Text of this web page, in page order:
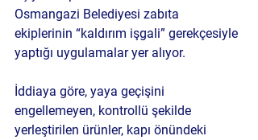
Osmangazi Belediyesi zabıta
ekiplerinin “kaldırım işgali” gerekçesiyle
yaptığı uygulamalar yer alıyor.
İddiaya göre, yaya geçişini
engellemeyen, kontrollü şekilde
yerleştirilen ürünler, kapı önündeki